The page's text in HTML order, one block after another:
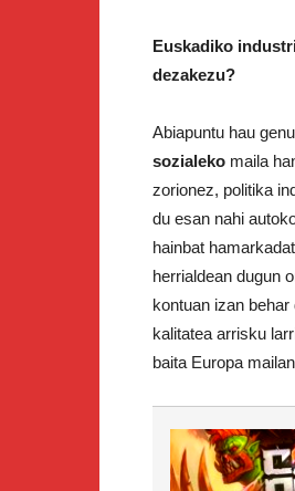
Euskadiko
dezakezu?
Abiapuntu hau
sozialeko maila
zorionez, politika
du esan nahi
hainbat
herrialdean dugun
kontuan izan
kalitatea arrisku
baita Europa